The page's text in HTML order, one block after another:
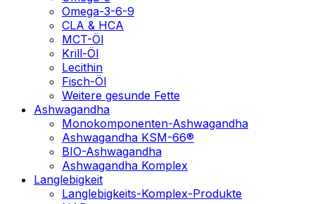
Omega-3-6-9
CLA & HCA
MCT-Öl
Krill-Öl
Lecithin
Fisch-Öl
Weitere gesunde Fette
Ashwagandha
Monokomponenten-Ashwagandha
Ashwagandha KSM-66®
BIO-Ashwagandha
Ashwagandha Komplex
Langlebigkeit
Langlebigkeits-Komplex-Produkte